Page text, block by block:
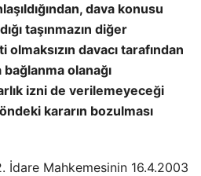
dava konusu
taşınmazın diğer
olmaksızın davacı tarafından
bağlanma olanağı
izni de verilemeyeceği
kararın bozulması
İdare Mahkemesinin 16.4.2003